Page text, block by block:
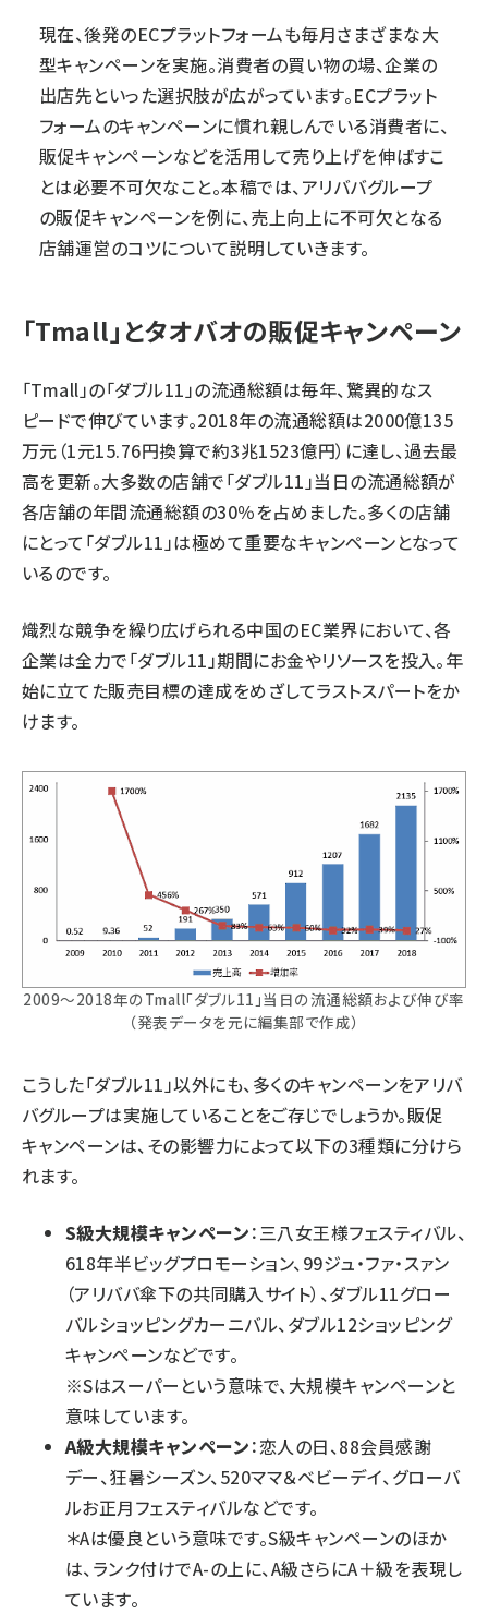
現在、後発のECプラットフォームも毎月さまざまな大
型キャンペーンを実施。消費者の買い物の場、企業の
出店先といった選択肢が広がっています。ECプラット
フォームのキャンペーンに慣れ親しんでいる消費者に、
販促キャンペーンなどを活用して売り上げを伸ばすこ
とは必要不可欠なこと。本稿では、アリババグループ
の販促キャンペーンを例に、売上向上に不可欠となる
店舗運営のコツについて説明していきます。
「Tmall」とタオバオの販促キャンペーン
「Tmall」の「ダブル11」の流通総額は毎年、驚異的なス
ピードで伸びています。2018年の流通総額は2000億135
万元（1元15.76円換算で約3兆1523億円）に達し、過去最
高を更新。大多数の店舗で「ダブル11」当日の流通総額が
各店舗の年間流通総額の30％を占めました。多くの店舗
にとって「ダブル11」は極めて重要なキャンペーンとなって
いるのです。
熾烈な競争を繰り広げられる中国のEC業界において、各
企業は全力で「ダブル11」期間にお金やリソースを投入。年
始に立てた販売目標の達成をめざしてラストスパートをか
けます。
2009～2018年のTmall「ダブル11」当日の流通総額および伸び率
（発表データを元に編集部で作成）
こうした「ダブル11」以外にも、多くのキャンペーンをアリバ
バグループは実施していることをご存じでしょうか。販促
キャンペーンは、その影響力によって以下の3種類に分けら
れます。
S級大規模キャンペーン：三八女王様フェスティバル、
618年半ビッグプロモーション、99ジュ・ファ・スァン
（アリババ傘下の共同購入サイト）、ダブル11グロー
バルショッピングカーニバル、ダブル12ショッピング
キャンペーンなどです。
※Sはスーパーという意味で、大規模キャンペーンと
意味しています。
A級大規模キャンペーン：恋人の日、88会員感謝
デー、狂暑シーズン、520ママ＆ベビーデイ、グローバ
ルお正月フェスティバルなどです。
＊Aは優良という意味です。S級キャンペーンのほか
は、ランク付けでA-の上に、A級さらにA＋級を表現し
ています。